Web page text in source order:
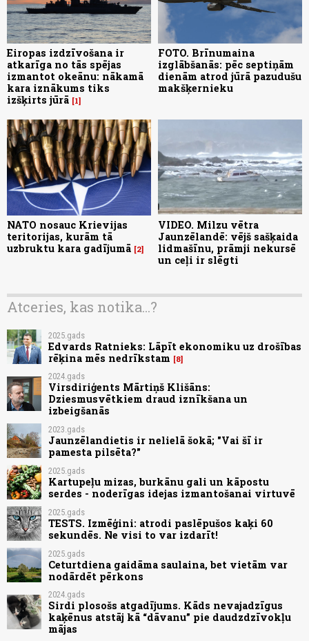
Eiropas izdzīvošana ir
atkarīga no tās spējas
izmantot okeānu: nākamā
kara iznākums tiks
izšķirts jūrā 1
FOTO. Brīnumaina
izglābšanās: pēc septiņām
dienām atrod jūrā pazudušu
makšķernieku
NATO nosauc Krievijas
teritorijas, kurām tā
uzbruktu kara gadījumā 2
VIDEO. Milzu vētra
Jaunzēlandē: vējš sašķaida
lidmašīnu, prāmji nekursē
un ceļi ir slēgti
Atceries, kas notika...?
2025.gads
Edvards Ratnieks: Lāpīt ekonomiku uz drošības
rēķina mēs nedrīkstam
8
2024.gads
Virsdiriģents Mārtiņš Klišāns:
Dziesmusvētkiem draud iznīkšana un
izbeigšanās
2023.gads
Jaunzēlandietis ir nelielā šokā; "Vai šī ir
pamesta pilsēta?"
2025.gads
Kartupeļu mizas, burkānu gali un kāpostu
serdes - noderīgas idejas izmantošanai virtuvē
2025.gads
TESTS. Izmēģini: atrodi paslēpušos kaķi 60
sekundēs. Ne visi to var izdarīt!
2025.gads
Ceturtdiena gaidāma saulaina, bet vietām var
nodārdēt pērkons
2024.gads
Sirdi plosošs atgadījums. Kāds nevajadzīgus
kaķēnus atstāj kā “dāvanu” pie daudzdzīvokļu
mājas